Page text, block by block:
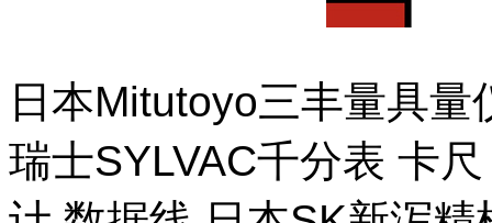
日本Mitutoyo三丰量具
瑞士SYLVAC千分表 卡